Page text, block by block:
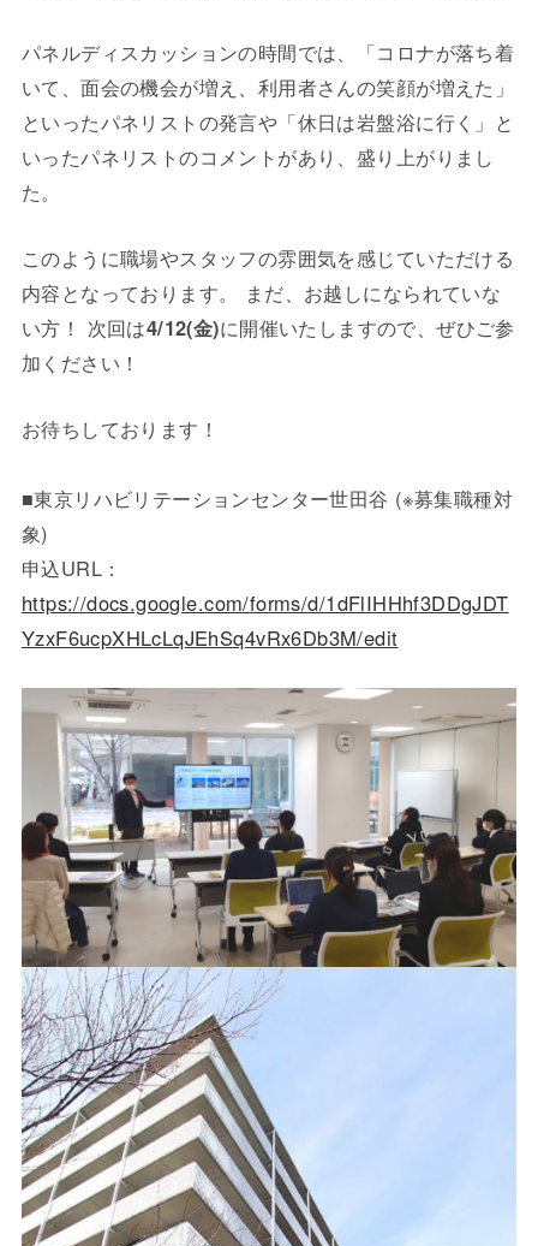
パネルディスカッションの時間では、「コロナが落ち着
いて、面会の機会が増え、利用者さんの笑顔が増えた」
といったパネリストの発言や「休日は岩盤浴に行く」と
いったパネリストのコメントがあり、盛り上がりまし
た。
このように職場やスタッフの雰囲気を感じていただける
内容となっております。 まだ、お越しになられていな
い方！ 次回は4/12(金)に開催いたしますので、ぜひご参
加ください！
お待ちしております！
■東京リハビリテーションセンター世田谷 (※募集職種対
象)
申込URL：
https://docs.google.com/forms/d/1dFlIHHhf3DDgJDT
YzxF6ucpXHLcLqJEhSq4vRx6Db3M/edit